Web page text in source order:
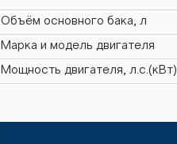
Объём основного бака, л
Марка и модель двигателя
Мощность двигателя, л.с.(кВт)